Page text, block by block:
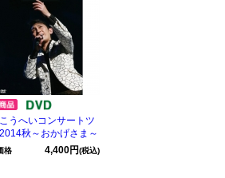
うへいコンサートツ
秋～おかげさま～
格 4,400円(税込)